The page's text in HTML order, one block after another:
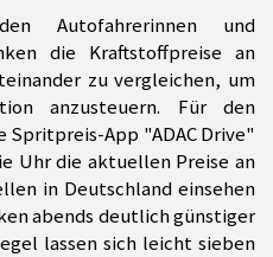
Autofahrerinnen und
die Kraftstoffpreise an
zu vergleichen, um
anzusteuern. Für den
App "ADAC Drive"
Uhr die aktuellen Preise an
in Deutschland einsehen
abends deutlich günstiger
lassen sich leicht sieben